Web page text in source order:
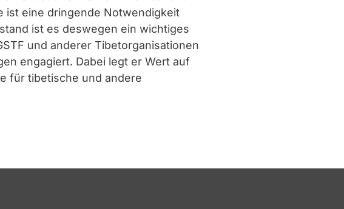
ist eine dringende Notwendigkeit
ist es deswegen ein wichtiges
und anderer Tibetorganisationen
engagiert. Dabei legt er Wert auf
für tibetische und andere